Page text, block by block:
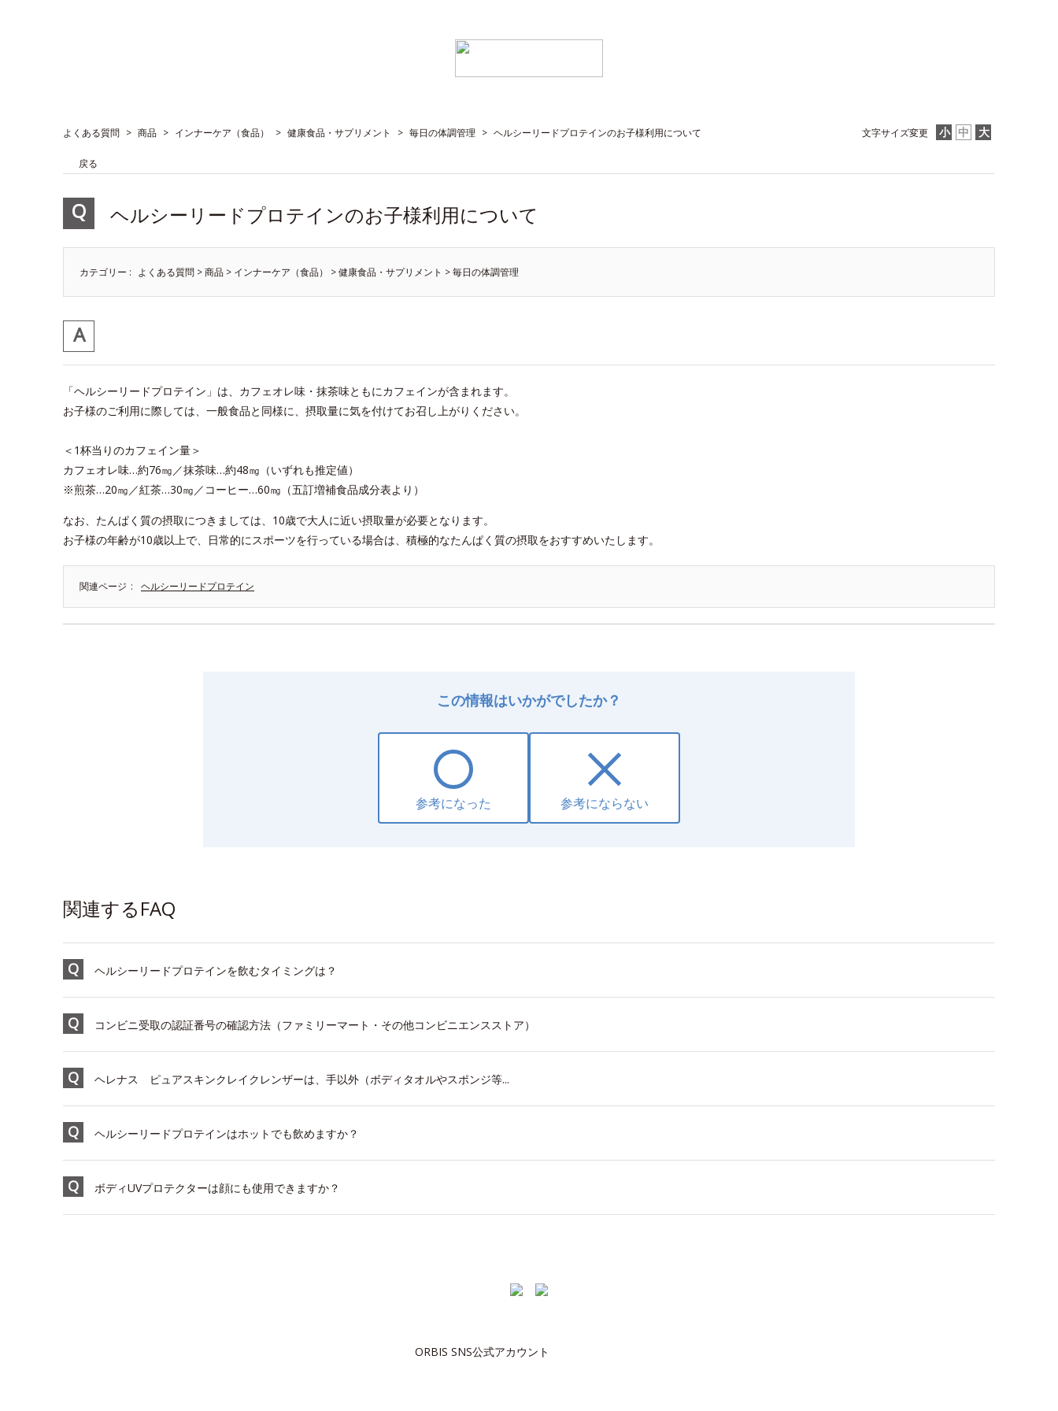
文字サイズ変更
よくある質問 > 商品 > インナーケア（食品） > 健康食品・サプリメント > 毎日の体調管理 > ヘルシーリードプロテインのお子様利用について
戻る
ヘルシーリードプロテインのお子様利用について
カテゴリー : よくある質問 >商品 > インナーケア（食品） >健康食品・サプリメント >毎日の体調管理
「ヘルシーリードプロテイン」は、カフェオレ味・抹茶味ともにカフェインが含まれます。
お子様のご利用に際しては、一般食品と同様に、摂取量に気を付けてお召し上がりください。
＜1杯当りのカフェイン量＞
カフェオレ味…約76㎎／抹茶味…約48㎎（いずれも推定値）
※煎茶…20㎎／紅茶…30㎎／コーヒー…60㎎（五訂増補食品成分表より）
なお、たんぱく質の摂取につきましては、10歳で大人に近い摂取量が必要となります。
お子様の年齢が10歳以上で、日常的にスポーツを行っている場合は、積極的なたんぱく質の摂取をおすすめいたします。
関連ページ ヘルシーリードプロテイン
この情報はいかがでしたか？
参考になった 参考にならない
関連するFAQ
ヘルシーリードプロテインを飲むタイミングは？
コンビニ受取の認証番号の確認方法（ファミリーマート・その他コンビニエンスストア）
ヘレナス ピュアスキンクレイクレンザーは、手以外（ボディタオルやスポンジ等...
ヘルシーリードプロテインはホットでも飲めますか？
ボディUVプロテクターは顔にも使用できますか？
ORBIS SNS公式アカウント